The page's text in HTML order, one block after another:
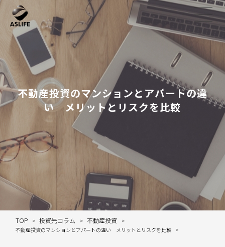
不動産投資のマンションとアパートの違
い メリットとリスクを比較
TOP 投資先コラム 不動産投資
不動産投資のマンションとアパートの違い メリットとリスクを比較